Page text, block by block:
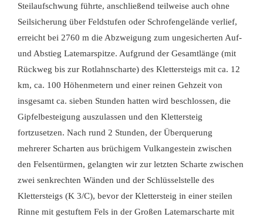
Steilaufschwung führte, anschließend teilweise auch ohne
Seilsicherung über Feldstufen oder Schrofengelände verlief,
erreicht bei 2760 m die Abzweigung zum ungesicherten Auf-
und Abstieg Latemarspitze. Aufgrund der Gesamtlänge (mit
Rückweg bis zur Rotlahnscharte) des Klettersteigs mit ca. 12
km, ca. 100 Höhenmetern und einer reinen Gehzeit von
insgesamt ca. sieben Stunden hatten wird beschlossen, die
Gipfelbesteigung auszulassen und den Klettersteig
fortzusetzen. Nach rund 2 Stunden, der Überquerung
mehrerer Scharten aus brüchigem Vulkangestein zwischen
den Felsentürmen, gelangten wir zur letzten Scharte zwischen
zwei senkrechten Wänden und der Schlüsselstelle des
Klettersteigs (K 3/C), bevor der Klettersteig in einer steilen
Rinne mit gestuftem Fels in der Großen Latemarscharte mit